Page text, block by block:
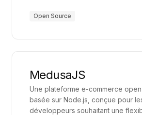
Open Source
MedusaJS
Une plateforme e-commerce
basée sur Node.js, conçue pour
développeurs souhaitant une